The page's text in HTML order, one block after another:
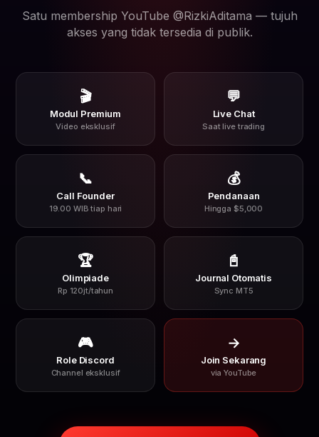
Satu membership YouTube @RizkiAditama — tujuh
akses yang tidak tersedia di publik.
🎬
Modul Premium
Video eksklusif
💬
Live Chat
Saat live trading
📞
Call Founder
19.00 WIB tiap hari
💰
Pendanaan
Hingga $5,000
🏆
Olimpiade
Rp 120jt/tahun
📓
Journal Otomatis
Sync MT5
🎮
Role Discord
Channel eksklusif
→
Join Sekarang
via YouTube